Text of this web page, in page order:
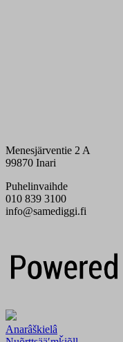
Menesjärventie 2 A
99870 Inari
Puhelinvaihde
010 839 3100
info@samediggi.fi
Anarâškielâ